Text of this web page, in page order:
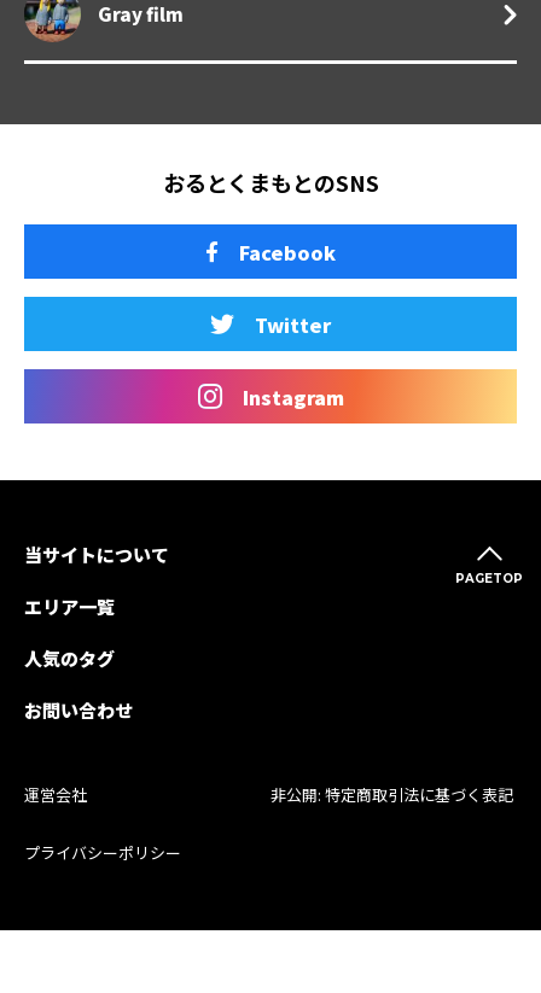
Gray film
おるとくまもとのSNS
Facebook
Twitter
Instagram
PAGETOP
当サイトについて
エリア一覧
人気のタグ
お問い合わせ
運営会社 非公開: 特定商取引法に基づく表記
プライバシーポリシー